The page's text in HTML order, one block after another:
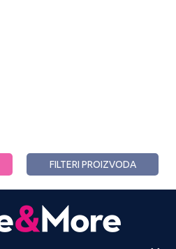
FILTERI PROIZVODA